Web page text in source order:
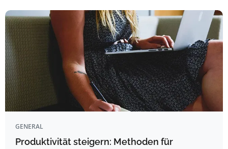
GENERAL
Produktivität steigern: Methoden für